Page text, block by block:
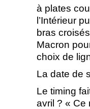
à plates
l’Intérieur
bras
Macron
choix de
La date de
Le timing
avril ? « Ce